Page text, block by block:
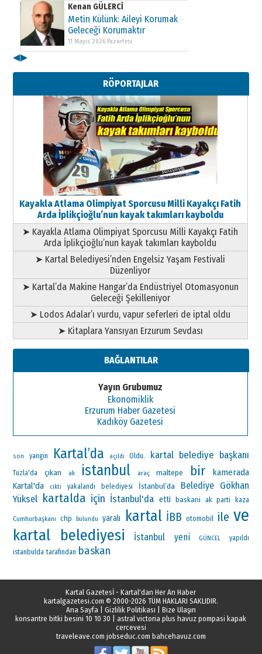
Kenan GÜLERCİ
Metin Külünk: Aileyi Korumak
Geleceği Korumaktır
11 Mayıs 2026 Pazartesi
Metin Külünk: Aileyi Korumak
Geleceği Korumaktır
11 Mayıs 2026 Pazartesi
◀▶
RÖPORTAJLAR
Kayakla Atlama Olimpiyat Sporcusu Milli Kayakçı Fatih
Arda İplikçioğlu’nun kayak takımları kayboldu
➤ Kayakla Atlama Olimpiyat Sporcusu Milli Kayakçı Fatih
Arda İplikçioğlu’nun kayak takımları kayboldu
➤ Kartal Belediyesi’nden Engelsiz Yaşam Festivali
Düzenliyor
➤ Kartal’da Makine Hangar’da Endüstriyel Otomasyonun
Geleceği Şekilleniyor
➤ Lodos Adalar’ı vurdu, vapur seferleri de iptal oldu
➤ Kitaplara Yansıyan Erzurum Sevdası
BAĞLANTILAR
Yayın Grubumuz
Ekonomiklik
Erzurum Haber Gazetesi
Kadıköy Gazetesi
son yangin Kartal’da açıldı Oldu. kartal belediye başkanı
Tuzla'da çıkan ak istanbul araç maltepe bir
kamerada
Kartal'da
cikti yakalandı belediyesi İstanbul’da Belediye Gökhan
Yüksel kartalda için İstanbul'da etti baskani ak parti kaza
Cumhurbaşkanı chp bulundu yaralı kartal İBB otomobil ile ve
kartal belediyesi İstanbul yeni GÜNCEL
yapıldı
istanbulda tarafından baskan
Kartal Gazetesİ - Kartal'dan Her An Haber
kartalgazetesi.com © 2000-2026 TÜM HAKLARI SAKLIDIR.
Ana Sayfa
Gizlilik Politikası
Bize Ulaşın
konsantre bitki besini 10 10 30
astral victoria plus havuz pompasi kapak
cercevesi
traveleave.com jobseduc.com bahcehavuz.com